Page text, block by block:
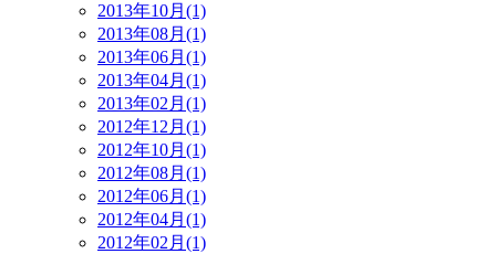
2013年10月(1)
2013年08月(1)
2013年06月(1)
2013年04月(1)
2013年02月(1)
2012年12月(1)
2012年10月(1)
2012年08月(1)
2012年06月(1)
2012年04月(1)
2012年02月(1)